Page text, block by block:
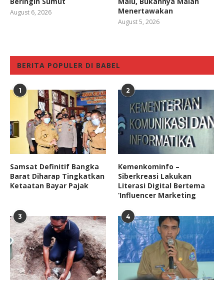
August 6, 2026
Menertawakan
August 5, 2026
BERITA POPULER DI BABEL
1
Samsat Definitif Bangka
Barat Diharap Tingkatkan
Ketaatan Bayar Pajak
2
Kemenkominfo –
Siberkreasi Lakukan
Literasi Digital Bertema
‘Influencer Marketing
3 4